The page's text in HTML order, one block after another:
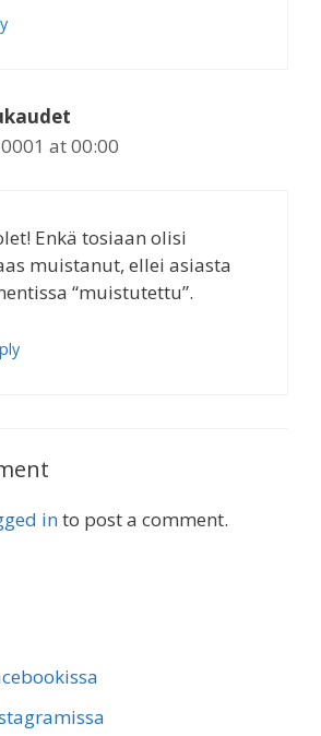
at 00:00
Enkä tosiaan olisi
muistanut, ellei asiasta
“muistutettu”.
into post a comment.